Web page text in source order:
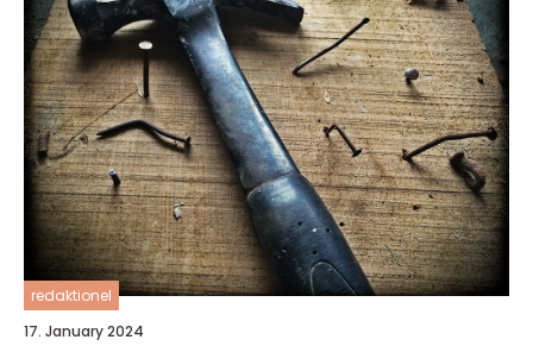
redaktionel
17. January 2024